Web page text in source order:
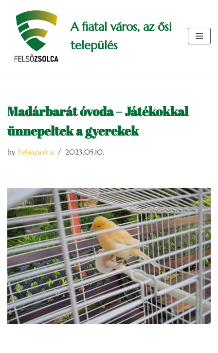
Skip
content
A fiatal város, az ősi
település
Madárbarát óvoda – Játékokkal
ünnepeltek a gyerekek
by Felsőzsolca 2023.05.10.